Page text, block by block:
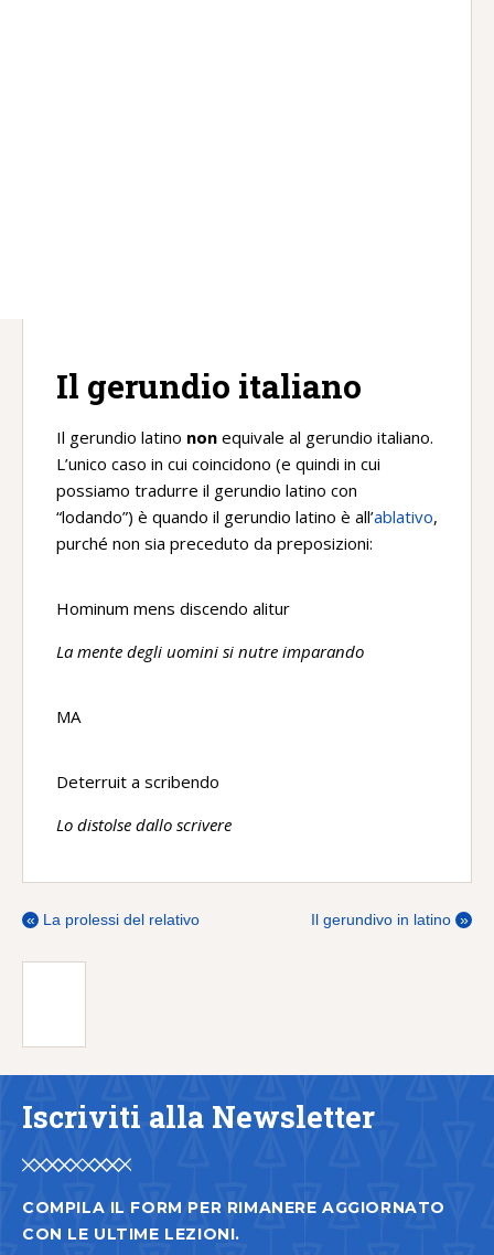
Il gerundio italiano
Il gerundio latino non equivale al gerundio italiano.
L’unico caso in cui coincidono (e quindi in cui
possiamo tradurre il gerundio latino con
“lodando”) è quando il gerundio latino è all’ablativo,
purché non sia preceduto da preposizioni:
Hominum mens discendo alitur
La mente degli uomini si nutre imparando
MA
Deterruit a scribendo
Lo distolse dallo scrivere
« La prolessi del relativo Il gerundivo in latino »
Iscriviti alla Newsletter
COMPILA IL FORM PER RIMANERE AGGIORNATO
CON LE ULTIME LEZIONI.